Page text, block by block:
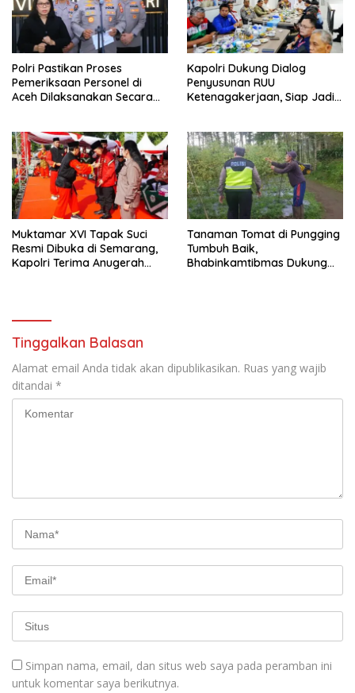
Polri Pastikan Proses
Pemeriksaan Personel di
Aceh Dilaksanakan Secara
Kapolri Dukung Dialog
Penyusunan RUU
Ketenagakerjaan, Siap Jadi
Muktamar XVI Tapak Suci
Resmi Dibuka di Semarang,
Kapolri Terima Anugerah
Tanaman Tomat di Pungging
Tumbuh Baik,
Bhabinkamtibmas Dukung
Tinggalkan Balasan
Alamat email Anda tidak akan dipublikasikan. Ruas yang wajib
ditandai *
Simpan nama, email, dan situs web saya pada peramban ini
untuk komentar saya berikutnya.